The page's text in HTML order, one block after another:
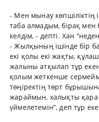
- Мен мынау
таба алмадым, бірақ
келдім, - депті. Хан
- Жылқының ішінде бір
екі қолы екі жақты,
жалыны атқылап тұр
қолым жеткенше
төңіректің төрт
жараймын, халықты
үймелетемін”, деп тұр